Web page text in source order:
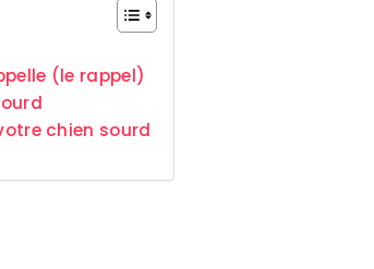
(le rappel)
chien sourd